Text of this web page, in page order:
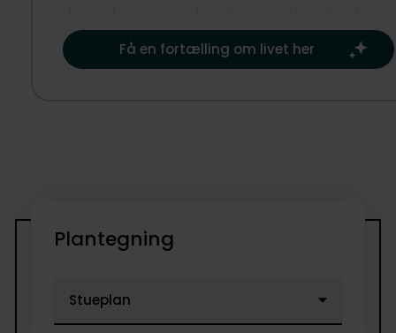
Få en fortælling om livet her
Plantegning